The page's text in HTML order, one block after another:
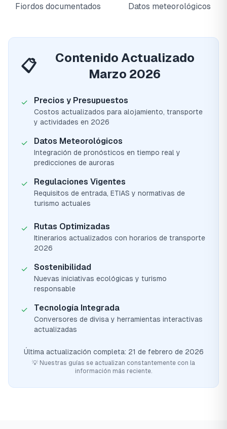
Fiordos documentados Datos meteorológicos
📋
Contenido Actualizado
Marzo 2026
✓ Precios y Presupuestos
Costos actualizados para alojamiento, transporte
y actividades en 2026
✓ Datos Meteorológicos
Integración de pronósticos en tiempo real y
predicciones de auroras
✓ Regulaciones Vigentes
Requisitos de entrada, ETIAS y normativas de
turismo actuales
✓ Rutas Optimizadas
Itinerarios actualizados con horarios de transporte
2026
✓ Sostenibilidad
Nuevas iniciativas ecológicas y turismo
responsable
✓ Tecnología Integrada
Conversores de divisa y herramientas interactivas
actualizadas
Última actualización completa: 21 de febrero de 2026
💡 Nuestras guías se actualizan constantemente con la
información más reciente.